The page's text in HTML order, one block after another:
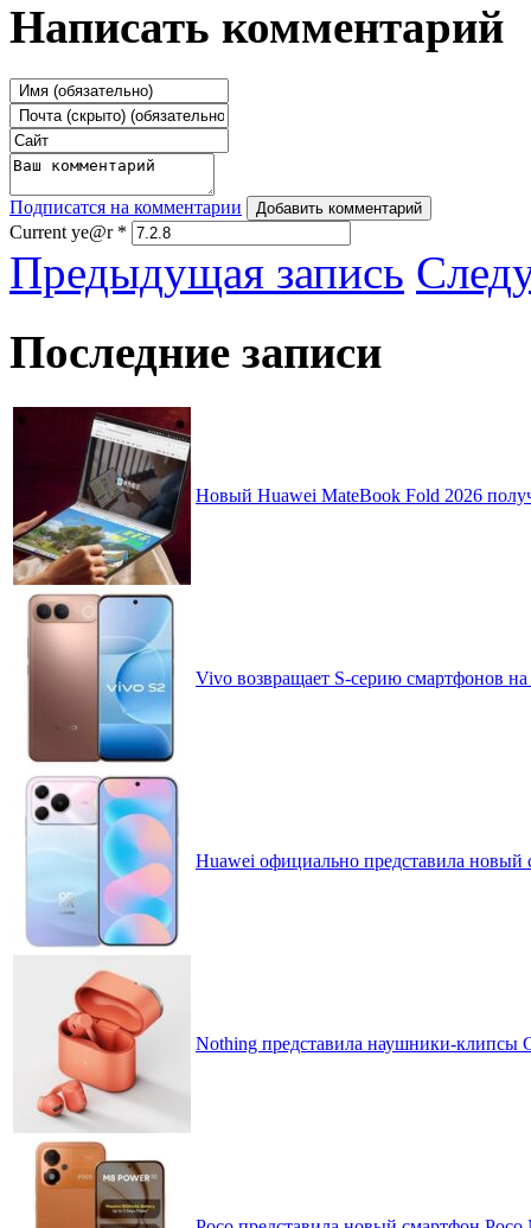
Написать комментарий
Подписатся на комментарии Добавить комментарий
Current ye@r *
Предыдущая запись
Последние записи
Новый Huawei MateBook Fold 2026
Vivo возвращает S-серию смартфонов
Huawei официально представила
Nothing представила наушники-клипсы